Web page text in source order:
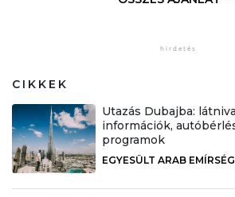
CIKKEK
Utazás Dubajba:
információk,
programok
EGYESÜLT ARAB